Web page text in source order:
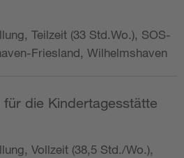
Teilzeit (33 Std.Wo.), SOS-
Friesland, Wilhelmshaven
die Kindertagesstätte
Vollzeit (38,5 Std./Wo.),